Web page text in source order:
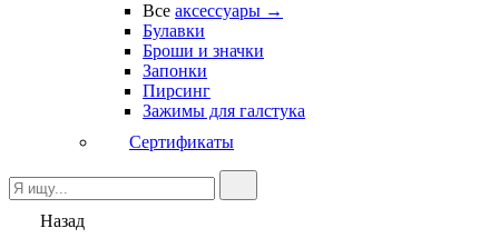
Все аксессуары →
Булавки
Броши и значки
Запонки
Пирсинг
Зажимы для галстука
Сертификаты
Назад